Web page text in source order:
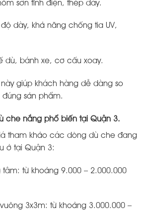
sơn tĩnh điện, thép dày.
dày, khả năng chống tia UV,
dù, bánh xe, cơ cấu xoay.
giúp khách hàng dễ dàng so
sản phẩm.
che nắng phổ biến tại Quận 3.
tham khảo các dòng dù che đang
ở tại Quận 3:
tâm: từ khoảng 9.000 – 2.000.000
3x3m: từ khoảng 3.000.000 –